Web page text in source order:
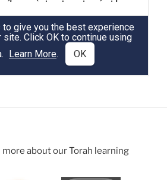
about our Torah learning